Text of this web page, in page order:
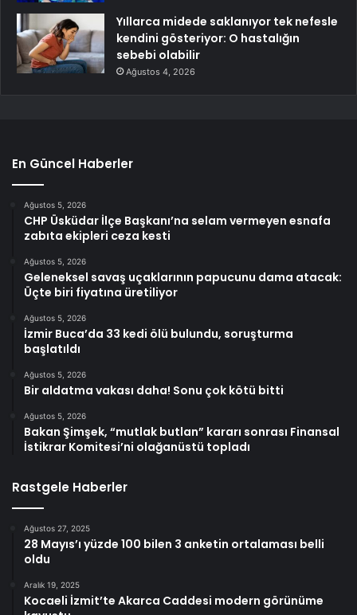
Yıllarca midede saklanıyor tek nefesle
kendini gösteriyor: O hastalığın
sebebi olabilir
Ağustos 4, 2026
En Güncel Haberler
Ağustos 5, 2026
CHP Üsküdar İlçe Başkanı’na selam vermeyen esnafa
zabıta ekipleri ceza kesti
Ağustos 5, 2026
Geleneksel savaş uçaklarının papucunu dama atacak:
Üçte biri fiyatına üretiliyor
Ağustos 5, 2026
İzmir Buca’da 33 kedi ölü bulundu, soruşturma
başlatıldı
Ağustos 5, 2026
Bir aldatma vakası daha! Sonu çok kötü bitti
Ağustos 5, 2026
Bakan Şimşek, “mutlak butlan” kararı sonrası Finansal
İstikrar Komitesi’ni olağanüstü topladı
Rastgele Haberler
Ağustos 27, 2025
28 Mayıs’ı yüzde 100 bilen 3 anketin ortalaması belli
oldu
Aralık 19, 2025
Kocaeli İzmit’te Akarca Caddesi modern görünüme